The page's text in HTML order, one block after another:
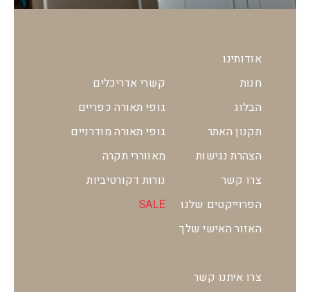
אודותינו
חנות
הבלוג
תקנון האתר
הצהרת נגישות
צרו קשר
הפרוייקטים שלנו
האזור האישי שלך
קשרי אדריכלים
גופי תאורה כפריים
גופי תאורה מודרניים
מאווררי תקרה
נורות דקורטיביות
SALE
צרו איתנו קשר